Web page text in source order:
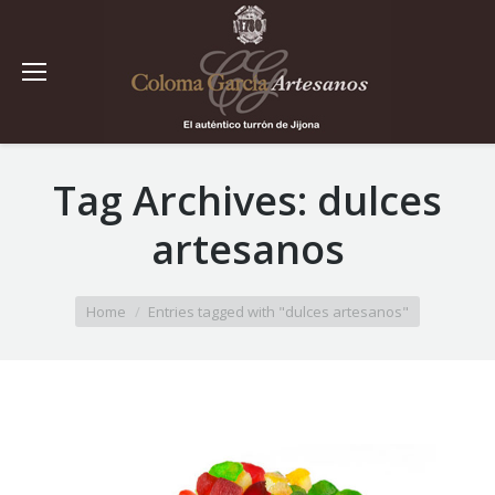
Tag Archives: dulces
artesanos
You are here:
Home Entries tagged with "dulces artesanos"